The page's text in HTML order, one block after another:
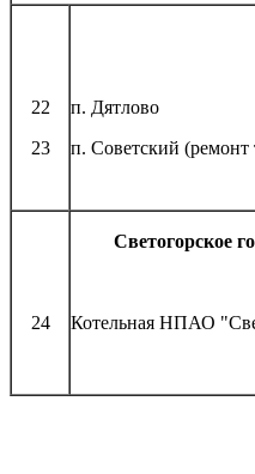
22
23
п. Дятлово
п. Советский (ремонт
24
Светогорское
Котельная НПАО